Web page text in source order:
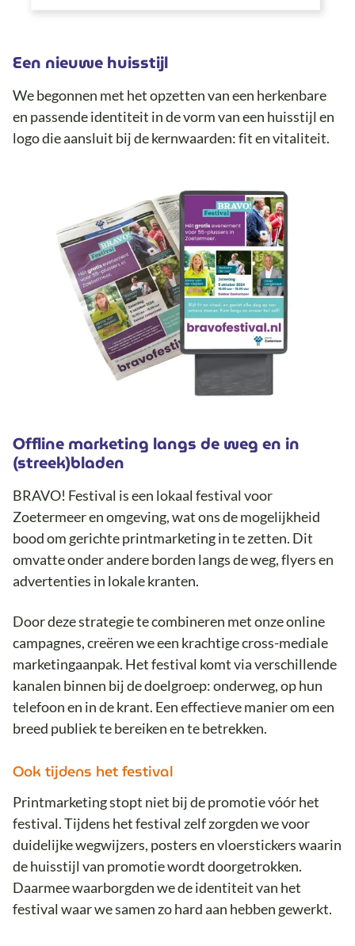
Een nieuwe huisstijl
We begonnen met het opzetten van een herkenbare
en passende identiteit in de vorm van een huisstijl en
logo die aansluit bij de kernwaarden: fit en vitaliteit.
Offline marketing langs de weg en in
(streek)bladen
BRAVO! Festival is een lokaal festival voor
Zoetermeer en omgeving, wat ons de mogelijkheid
bood om gerichte printmarketing in te zetten. Dit
omvatte onder andere borden langs de weg, flyers en
advertenties in lokale kranten.
Door deze strategie te combineren met onze online
campagnes, creëren we een krachtige cross-mediale
marketingaanpak. Het festival komt via verschillende
kanalen binnen bij de doelgroep: onderweg, op hun
telefoon en in de krant. Een effectieve manier om een
breed publiek te bereiken en te betrekken.
Ook tijdens het festival
Printmarketing stopt niet bij de promotie vóór het
festival. Tijdens het festival zelf zorgden we voor
duidelijke wegwijzers, posters en vloerstickers waarin
de huisstijl van promotie wordt doorgetrokken.
Daarmee waarborgden we de identiteit van het
festival waar we samen zo hard aan hebben gewerkt.